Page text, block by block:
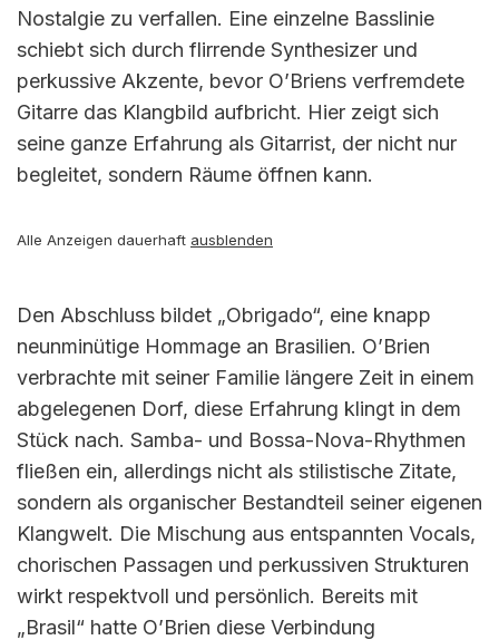
Nostalgie zu verfallen. Eine einzelne Basslinie
schiebt sich durch flirrende Synthesizer und
perkussive Akzente, bevor O’Briens verfremdete
Gitarre das Klangbild aufbricht. Hier zeigt sich
seine ganze Erfahrung als Gitarrist, der nicht nur
begleitet, sondern Räume öffnen kann.
Alle Anzeigen dauerhaft ausblenden
Den Abschluss bildet „Obrigado“, eine knapp
neunminütige Hommage an Brasilien. O’Brien
verbrachte mit seiner Familie längere Zeit in einem
abgelegenen Dorf, diese Erfahrung klingt in dem
Stück nach. Samba- und Bossa-Nova-Rhythmen
fließen ein, allerdings nicht als stilistische Zitate,
sondern als organischer Bestandteil seiner eigenen
Klangwelt. Die Mischung aus entspannten Vocals,
chorischen Passagen und perkussiven Strukturen
wirkt respektvoll und persönlich. Bereits mit
„Brasil“ hatte O’Brien diese Verbindung